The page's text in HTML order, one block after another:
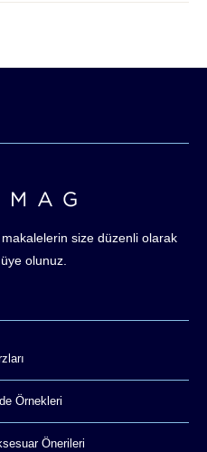
size düzenli olarak
olunuz.
Örnekleri
Önerileri